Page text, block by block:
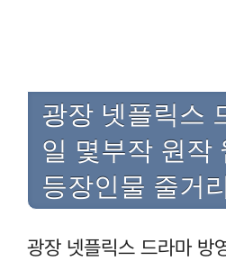
광장 넷플릭스
일 몇부작 원작
등장인물 줄거
광장 넷플릭스 드라마 방